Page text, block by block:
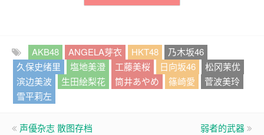
AKB48 ANGELA芽衣 HKT48
乃木坂46
久保史绪里
塩地美澄 工藤美桜 日向坂46
松冈茉优
滨边美波
生田絵梨花 筒井あやめ 篠崎愛
菅波美玲
雪平莉左
声優杂志 散图存档 弱者的武器